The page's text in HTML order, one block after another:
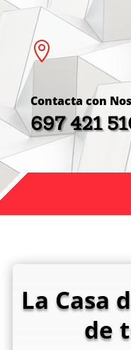

Contacta con
697 421
La Casa
de